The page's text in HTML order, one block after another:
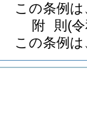
この条例
附 則 (
この条例